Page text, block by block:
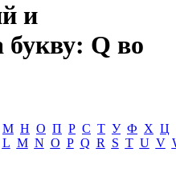
и
букву: Q во
М Н О П Р С Т У Ф Х Ц
L M N O P Q R S T U V